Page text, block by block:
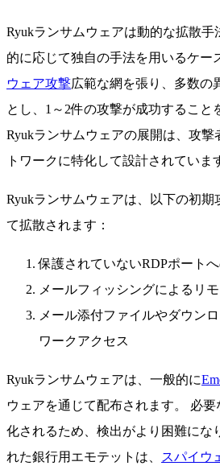
Ryukランサムウェアは動的な拡散
的に応じて独自の手法を用いるケー
ウェア攻撃広範な網を張り、多数の
とし、1～2件の攻撃が成功すること
Ryukランサムウェアの展開は、攻撃
トワークに特化して設計されていま
Ryukランサムウェアは、以下の初期
て拡散されます：
保護されていないRDPポート
メールフィッシングによるリ
メール添付ファイルやダウン
ワークアクセス
Ryukランサムウェアは、一般的に
ウェアを通じて配布されます。
必要
化されるため、検出がより困難にな
れた銀行用エモテットは、
スパイウ